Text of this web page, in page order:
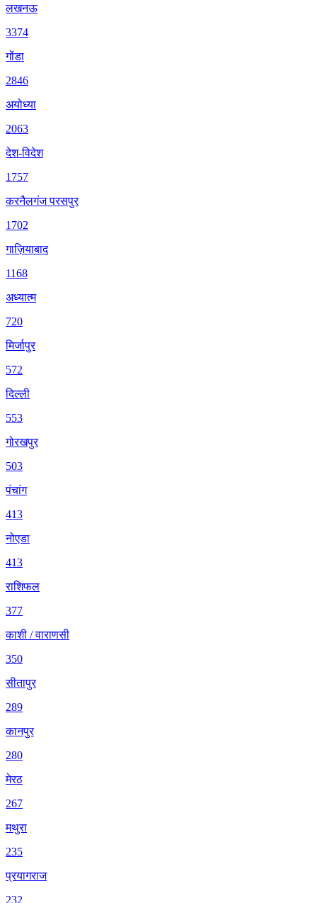
लखनऊ
3374
गोंडा
2846
अयोध्या
2063
देश-विदेश
1757
करनैलगंज परसपुर
1702
गाज़ियाबाद
1168
अध्यात्म
720
मिर्जापुर
572
दिल्ली
553
गोरखपुर
503
पंचांग
413
नोएडा
413
राशिफल
377
काशी / वाराणसी
350
सीतापुर
289
कानपुर
280
मेरठ
267
मथुरा
235
प्रयागराज
232